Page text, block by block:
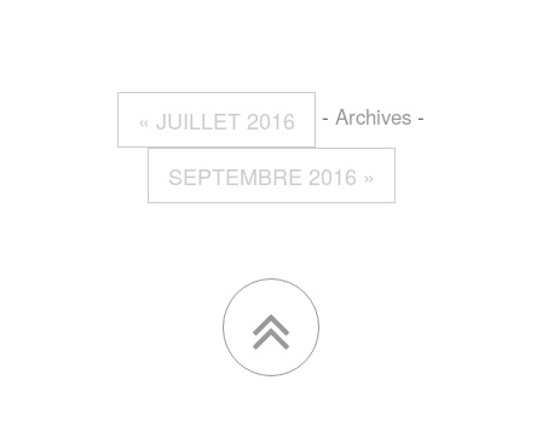
« JUILLET 2016 - Archives -
SEPTEMBRE 2016 »